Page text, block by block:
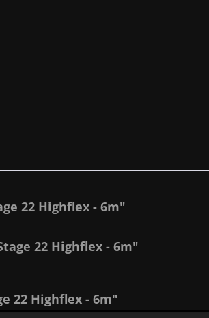
22 Highflex - 6m"
22 Highflex - 6m"
22 Highflex - 6m"